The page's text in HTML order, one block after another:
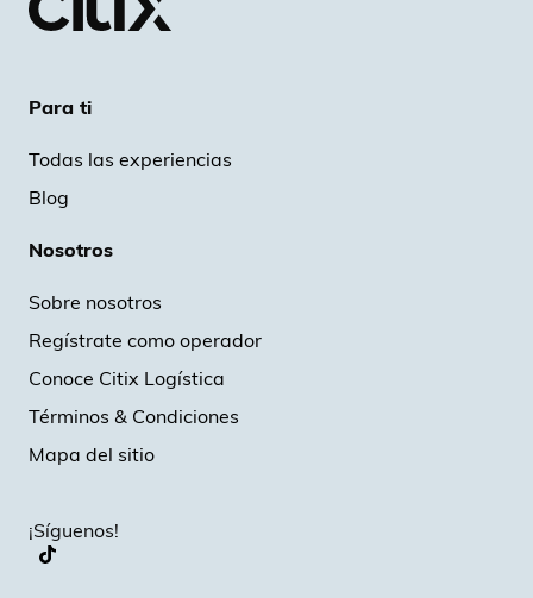
Para ti
Todas las experiencias
Blog
Nosotros
Sobre nosotros
Regístrate como operador
Conoce Citix Logística
Términos & Condiciones
Mapa del sitio
¡Síguenos!